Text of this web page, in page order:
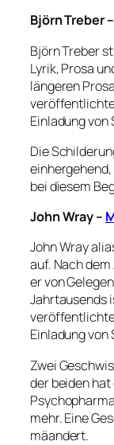
Björn Treber –
Björn Treber
Lyrik, Prosa
längeren
veröffentlichte
Einladung von
Die
bei diesem
John Wray –
John Wray
auf. Nach
er von
Jahrtausends
Einladung von
Zwei
der beiden
mehr. Eine
mäandert.